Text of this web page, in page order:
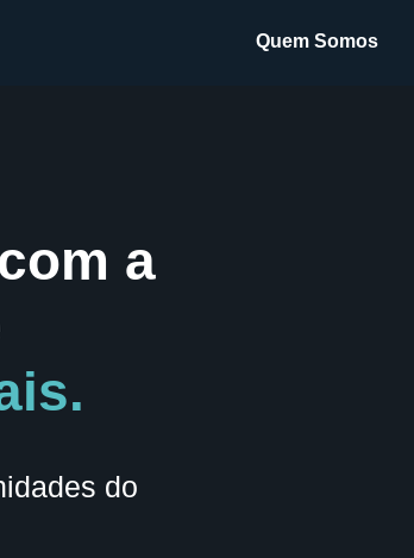
Quem Somos
a
do